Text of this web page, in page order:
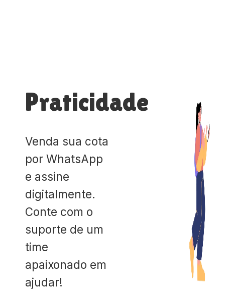
Praticidade
Venda sua cota
por WhatsApp
e assine
digitalmente.
Conte com o
suporte de um
time
apaixonado em
ajudar!